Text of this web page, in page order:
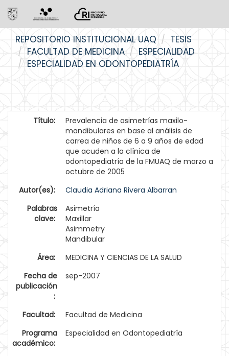
navigation
REPOSITORIO INSTITUCIONAL UAQ
TESIS
FACULTAD DE MEDICINA
ESPECIALIDAD
ESPECIALIDAD EN ODONTOPEDIATRÍA
Título:
Prevalencia de asimetrías maxilo-
mandibulares en base al análisis de
carrea de niños de 6 a 9 años de edad
que acuden a la clínica de
odontopediatría de la FMUAQ de marzo a
octubre de 2005
Autor(es):
Claudia Adriana Rivera Albarran
Palabras
clave:
Asimetría
Maxillar
Asimmetry
Mandibular
Área:
MEDICINA Y CIENCIAS DE LA SALUD
Fecha de
publicación
:
sep-2007
Facultad:
Facultad de Medicina
Programa
académico:
Especialidad en Odontopediatría